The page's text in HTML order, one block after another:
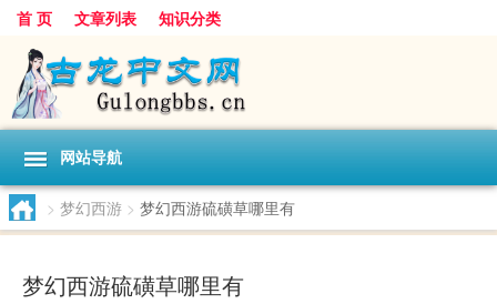
首 页 文章列表 知识分类
网站导航
> 梦幻西游 > 梦幻西游硫磺草哪里有
梦幻西游硫磺草哪里有